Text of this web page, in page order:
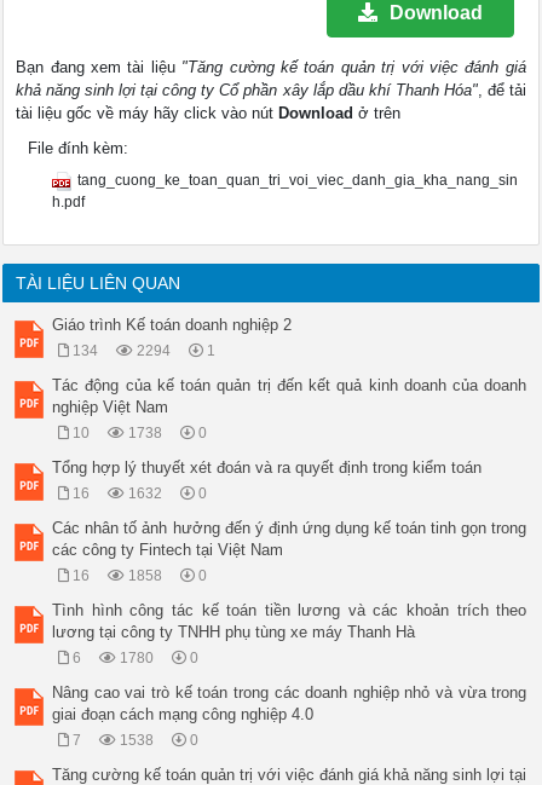
Download
Bạn đang xem tài liệu "Tăng cường kế toán quản trị với việc đánh giá
khả năng sinh lợi tại công ty Cổ phần xây lắp dầu khí Thanh Hóa", để tải
tài liệu gốc về máy hãy click vào nút Download ở trên
File đính kèm:
tang_cuong_ke_toan_quan_tri_voi_viec_danh_gia_kha_nang_sin
h.pdf
TÀI LIỆU LIÊN QUAN
Giáo trình Kế toán doanh nghiệp 2
134 2294 1
Tác động của kế toán quản trị đến kết quả kinh doanh của doanh
nghiệp Việt Nam
10 1738 0
Tổng hợp lý thuyết xét đoán và ra quyết định trong kiểm toán
16 1632 0
Các nhân tố ảnh hưởng đến ý định ứng dụng kế toán tinh gọn trong
các công ty Fintech tại Việt Nam
16 1858 0
Tình hình công tác kế toán tiền lương và các khoản trích theo
lương tại công ty TNHH phụ tùng xe máy Thanh Hà
6 1780 0
Nâng cao vai trò kế toán trong các doanh nghiệp nhỏ và vừa trong
giai đoạn cách mạng công nghiệp 4.0
7 1538 0
Tăng cường kế toán quản trị với việc đánh giá khả năng sinh lợi tại